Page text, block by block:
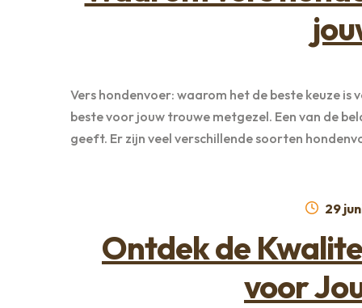
Vers hondenvoer: waarom het de beste keuze
beste voor jouw trouwe metgezel. Een van de
geeft. Er zijn veel verschillende soorten
29
Ontdek de
voor